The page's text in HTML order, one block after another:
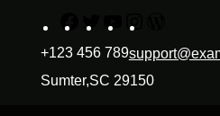
Facebook
TwitterYouTube
+123 456 789
Sumter,SC 29150